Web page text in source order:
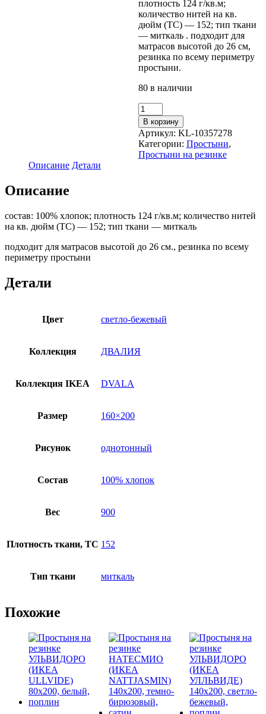
плотность 124 г/кв.м;
количество нитей на кв.
дюйм (TC) — 152; тип ткани
— миткаль . подходит для
матрасов высотой до 26 см,
резинка по всему периметру
простыни.
80 в наличии
Количество
товара
Простыня
на
резинке
ДВАЛИЯ
бежевый,
миткаль
В корзину
Артикул: KL-10357278
Категории: Простыни,
Простыни на резинке
Описание Детали
Описание
состав: 100% хлопок; плотность 124 г/кв.м; количество нитей
на кв. дюйм (TC) — 152; тип ткани — миткаль
подходит для матрасов высотой до 26 см., резинка по всему
периметру простыни
Детали
Цвет светло-бежевый
Коллекция ДВАЛИЯ
Коллекция IKEA DVALA
Размер 160×200
Рисунок однотонный
Состав 100% хлопок
Вес 900
Плотность ткани, TC 152
Тип ткани миткаль
Похожие